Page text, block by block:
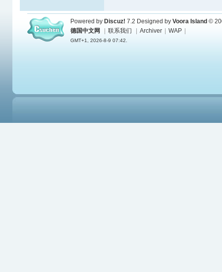
Powered by Discuz! 7.2 Designed by Voora Island ©
德国中文网
联系我们 Archiver WAP
GMT+1, 2026-8-9 07:42.